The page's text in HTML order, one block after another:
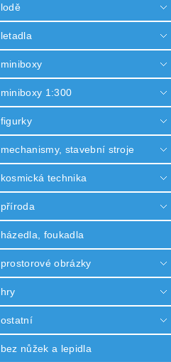
lodě
letadla
miniboxy
miniboxy 1:300
figurky
mechanismy, stavební stroje
kosmická technika
příroda
házedla, foukadla
prostorové obrázky
hry
ostatní
bez nůžek a lepidla